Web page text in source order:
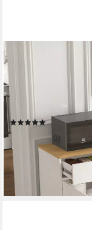
Sideboard
geräumige
Weiß mit
Küche, Esszimmer
(1)
219,99 € UVP
-48%
lieferbar - in 6-7